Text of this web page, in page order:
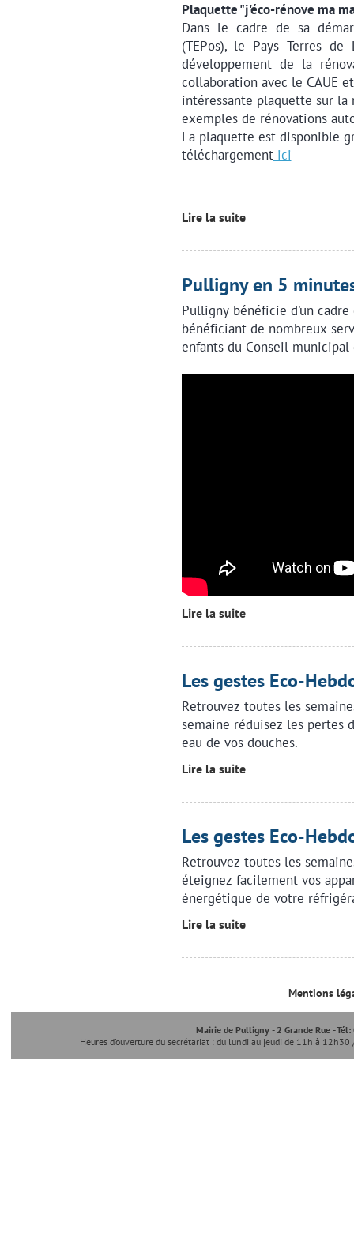
Plaquette "j'éco-rénove ma
Dans le cadre de sa
(TEPos), le Pays Terres
développement de la
collaboration avec le CAUE
intéressante plaquette sur la
exemples de rénovations
La plaquette est disponible
téléchargementici
Lire la suite
Pulligny en 5
Pulligny bénéficie d'un
bénéficiant de nombreux
enfants du Conseil
Lire la suite
Les gestes Eco-
Retrouvez toutes les
semaine réduisez les pertes
eau de vos douches.
Lire la suite
Les gestes Eco-
Retrouvez toutes les
éteignez facilement vos
énergétique de votre
Lire la suite
Mentions
Mairie de Pulligny - 2 Grande Rue -
Heures d'ouverture du secrétariat : du lundi au jeudi de 11h à